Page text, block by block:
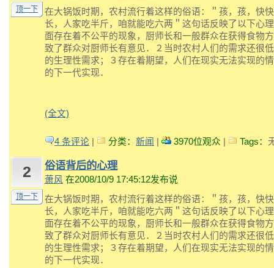
顶一下
在大锅饭时期，农村流行着这样的俗语：＂孩，孩，快
长，人家吃半斤，咱就能吃六两＂这句话反映了以下心
面存在着不公平的现象，厨师长和一般群众在获得食物
致了群众对厨师长有意见．２当时农村人们的需求还很
的生理性需求；３存在着期望，人们在现实无法实现的
的下一代实现．
(全文)
4 条评论 分类： 新闻 3970位观众 Tags：
2
顶一下
俗语背后的心理
萧风 在2008/10/9 17:45:12发布说
在大锅饭时期，农村流行着这样的俗语：＂孩，孩，快
长，人家吃半斤，咱就能吃六两＂这句话反映了以下心
面存在着不公平的现象，厨师长和一般群众在获得食物
致了群众对厨师长有意见．２当时农村人们的需求还很
的生理性需求；３存在着期望，人们在现实无法实现的
的下一代实现．